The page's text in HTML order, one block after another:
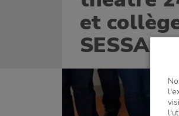
et